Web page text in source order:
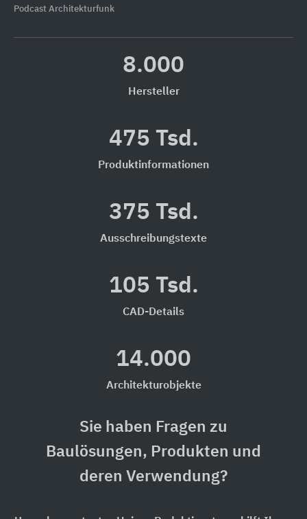
Podcast Architekturfunk
8.000
Hersteller
475 Tsd.
Produktinformationen
375 Tsd.
Ausschreibungstexte
105 Tsd.
CAD-Details
14.000
Architekturobjekte
Sie haben Fragen zu
Baulösungen, Produkten und
deren Verwendung?